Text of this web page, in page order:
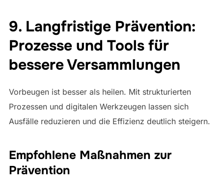
9. Langfristige Prävention:
Prozesse und Tools für
bessere Versammlungen
Vorbeugen ist besser als heilen. Mit strukturierten
Prozessen und digitalen Werkzeugen lassen sich
Ausfälle reduzieren und die Effizienz deutlich steigern.
Empfohlene Maßnahmen zur
Prävention